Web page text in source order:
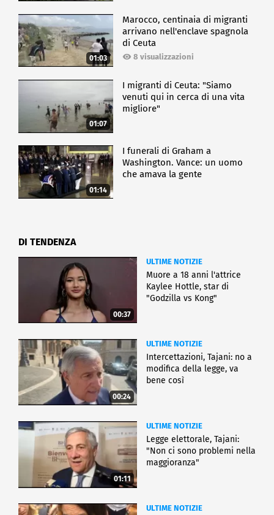
01:03
Marocco, centinaia di migranti
arrivano nell'enclave spagnola
di Ceuta
8 visualizzazioni
01:07
I migranti di Ceuta: "Siamo
venuti qui in cerca di una vita
migliore"
01:14
I funerali di Graham a
Washington. Vance: un uomo
che amava la gente
DI TENDENZA
00:37
ULTIME NOTIZIE
Muore a 18 anni l'attrice
Kaylee Hottle, star di
"Godzilla vs Kong"
00:24
ULTIME NOTIZIE
Intercettazioni, Tajani: no a
modifica della legge, va
bene così
01:11
ULTIME NOTIZIE
Legge elettorale, Tajani:
"Non ci sono problemi nella
maggioranza"
ULTIME NOTIZIE